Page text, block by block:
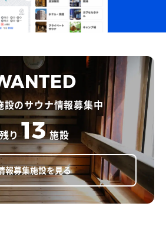
設のサウナ情報募集中
残り 13 施設
報募集施設を見る